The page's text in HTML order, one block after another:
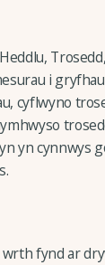
i
cyflwyno
yn cynnwys
fynd ar